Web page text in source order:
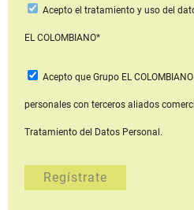
Acepto el tratamiento y uso del
EL COLOMBIANO*
Acepto que Grupo EL
personales con terceros aliados
Tratamiento del Datos Personal.